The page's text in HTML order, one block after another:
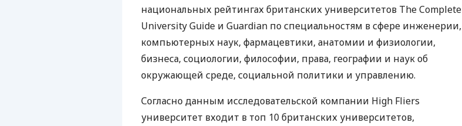
национальных рейтингах британских университетов The Complete
University Guide и Guardian по специальностям в сфере инженерии,
компьютерных наук, фармацевтики, анатомии и физиологии,
бизнеса, социологии, философии, права, географии и наук об
окружающей среде, социальной политики и управлению.
Согласно данным исследовательской компании High Fliers
университет входит в топ 10 британских университетов,